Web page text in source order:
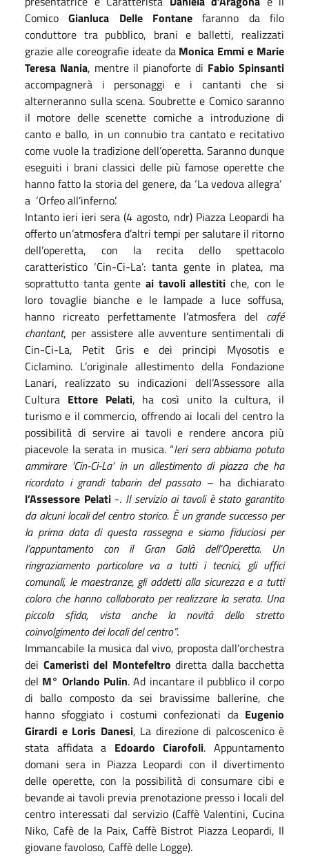
ComicoGianluca Delle Fontane faranno da filo
conduttore tra pubblico, brani e balletti, realizzati
grazie alle coreografie ideate da Monica Emmi e Marie
Teresa Nania, mentre il pianoforte di Fabio Spinsanti
accompagnerà i personaggi e i cantanti che si
alterneranno sulla scena. Soubrette e Comico saranno
il motore delle scenette comiche a introduzione di
canto e ballo, in un connubio tra cantato e recitativo
come vuole la tradizione dell’operetta. Saranno dunque
eseguiti i brani classici delle più famose operette che
hanno fatto la storia del genere, da ‘La vedova allegra’
a ‘Orfeo all’inferno’.
Intanto ieri ieri sera (4 agosto, ndr) Piazza Leopardi ha
offerto un’atmosfera d’altri tempi per salutare il ritorno
dell’operetta, con la recita dello spettacolo
caratteristico ‘Cin-Ci-La’: tanta gente in platea, ma
soprattutto tanta gente ai tavoli allestiti che, con le
loro tovaglie bianche e le lampade a luce soffusa,
hanno ricreato perfettamente l’atmosfera del café
chantant, per assistere alle avventure sentimentali di
Cin-Ci-La, Petit Gris e dei principi Myosotis e
Ciclamino. L’originale allestimento della Fondazione
Lanari, realizzato su indicazioni dell’Assessore alla
Cultura Ettore Pelati, ha così unito la cultura, il
turismo e il commercio, offrendo ai locali del centro la
possibilità di servire ai tavoli e rendere ancora più
piacevole la serata in musica. “Ieri sera abbiamo potuto
ammirare ‘Cin-Ci-La’ in un allestimento di piazza che ha
ricordato i grandi tabarin del passato– ha dichiarato
l’Assessore Pelati-. Il servizio ai tavoli è stato garantito
da alcuni locali del centro storico. È un grande successo per
la prima data di questa rassegna e siamo fiduciosi per
l’appuntamento con il Gran Galà dell’Operetta. Un
ringraziamento particolare va a tutti i tecnici, gli uffici
comunali, le maestranze, gli addetti alla sicurezza e a tutti
coloro che hanno collaborato per realizzare la serata. Una
piccola sfida, vista anche la novità dello stretto
coinvolgimento dei locali del centro”.
Immancabile la musica dal vivo, proposta dall’orchestra
dei Cameristi del Montefeltro diretta dalla bacchetta
del M° Orlando Pulin. Ad incantare il pubblico il corpo
di ballo composto da sei bravissime ballerine, che
hanno sfoggiato i costumi confezionati da Eugenio
Girardi e Loris Danesi, La direzione di palcoscenico è
stata affidata a Edoardo Ciarofoli. Appuntamento
domani sera in Piazza Leopardi con il divertimento
delle operette, con la possibilità di consumare cibi e
bevande ai tavoli previa prenotazione presso i locali del
centro interessati dal servizio (Caffè Valentini, Cucina
Niko, Cafè de la Paix, Caffè Bistrot Piazza Leopardi, Il
giovane favoloso, Caffè delle Logge).